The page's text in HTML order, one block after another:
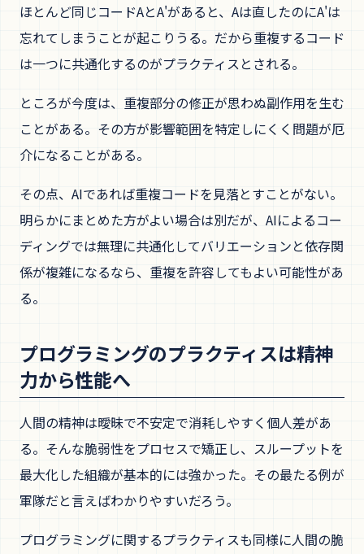
ほとんど同じコードAとA'があると、Aは直したのにA'は
忘れてしまうことが起こりうる。だから重複するコード
は一つに共通化するのがプラクティスとされる。
ところが今度は、重複部分の修正が思わぬ副作用を生む
ことがある。その方が影響範囲を特定しにくく問題が厄
介になることがある。
その点、AIであれば重複コードを見落とすことがない。
明らかにまとめた方がよい場合は別だが、AIによるコー
ディングでは無理に共通化してバリエーションと依存関
係が複雑になるなら、重複を許容してもよい可能性があ
る。
プログラミングのプラクティスは精神
力から性能へ
人間の精神は曖昧で不安定で消耗しやすく個人差があ
る。そんな脆弱性をプロセスで矯正し、スループットを
最大化した組織が基本的には強かった。その最たる例が
軍隊だと言えばわかりやすいだろう。
プログラミングに関するプラクティスも同様に人間の脆